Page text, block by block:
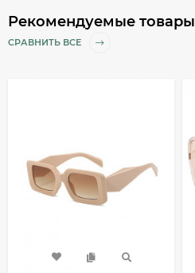
Рекомендуемые товары
СРАВНИТЬ ВСЕ